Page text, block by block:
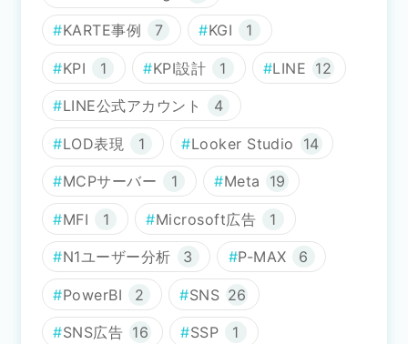
KARTE事例 7 KGI 1
KPI 1 KPI設計 1 LINE 12
LINE公式アカウント 4
LOD表現 1 Looker Studio 14
MCPサーバー 1 Meta 19
MFI 1 Microsoft広告 1
N1ユーザー分析 3 P-MAX 6
PowerBI 2 SNS 26
SNS広告 16 SSP 1